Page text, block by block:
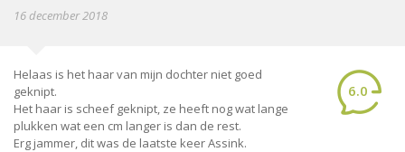
16 december 2018
Helaas is het haar van mijn dochter niet goed
geknipt.
Het haar is scheef geknipt, ze heeft nog wat lange
plukken wat een cm langer is dan de rest.
Erg jammer, dit was de laatste keer Assink.
6.0